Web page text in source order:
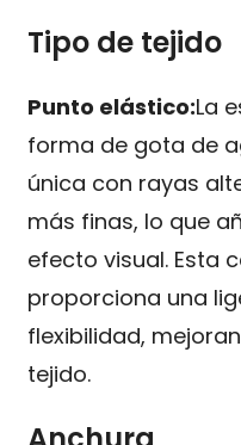
Tipo de tejido
Punto elástico:La
forma de gota de
única con rayas
más finas, lo que
efecto visual. Esta
proporciona una
flexibilidad,
tejido.